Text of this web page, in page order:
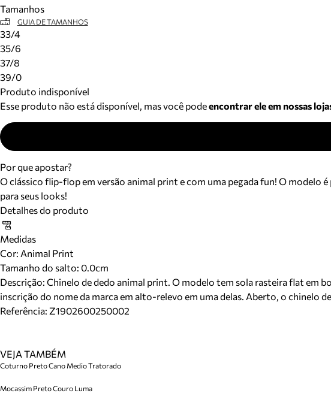
Tamanhos
GUIA DE TAMANHOS
33/4
35/6
37/8
39/0
Produto indisponível
Esse produto não está disponível, mas você podeencontrar ele em nossas
Por que apostar?
O clássico flip-flop em versão animal print e com uma pegada fun! O
para seus looks!
Detalhes do produto
Medidas
Cor: Animal Print
Tamanho do salto: 0.0cm
Descrição: Chinelo de dedo animal print. O modelo tem sola rasteira flat em
inscrição do nome da marca em alto-relevo em uma delas. Aberto, o chinelo
Referência: Z1902600250002
VEJA TAMBÉM
Coturno Preto Cano Medio Tratorado
Mocassim Preto Couro Luma